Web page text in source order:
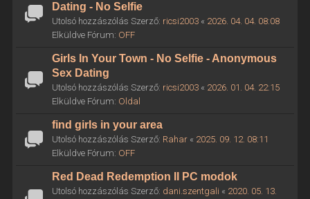
Dating - No Selfie
Utolsó hozzászólás Szerző: ricsi2003« 2026. 04. 04. 08:08
Elküldve Fórum: OFF
Girls In Your Town - No Selfie - Anonymous
Sex Dating
Utolsó hozzászólás Szerző: ricsi2003« 2026. 01. 04. 22:15
Elküldve Fórum: Oldal
find girls in your area
Utolsó hozzászólás Szerző: Rahar« 2025. 09. 12. 08:11
Elküldve Fórum: OFF
Red Dead Redemption II PC modok
Utolsó hozzászólás Szerző: dani.szentgali « 2020. 05. 13.